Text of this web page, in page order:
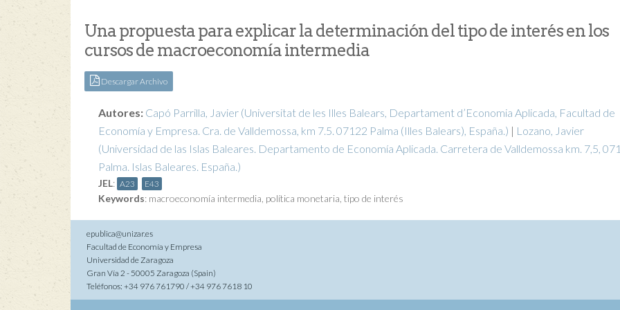
Una propuesta para explicar la determinación del tipo de interés en los
cursos de macroeconomía intermedia
Descargar Archivo
Autores: Capó Parrilla, Javier (Universitat de les Illes Balears, Departament d’Economia Aplicada, Facultad de
Economía y Empresa. Cra. de Valldemossa, km 7.5. 07122 Palma (Illes Balears), España.) | Lozano, Javier
(Universidad de las Islas Baleares. Departamento de Economía Aplicada. Carretera de Valldemossa km. 7,5,
Palma. Islas Baleares. España.)
JEL: A23 E43
Keywords: macroeconomía intermedia política monetaria tipo de interés
epublica@unizar.es
Facultad de Economía y Empresa
Universidad de Zaragoza
Gran Vía 2 - 50005 Zaragoza (Spain)
Teléfonos: +34 976 761790 / +34 976 7618 10